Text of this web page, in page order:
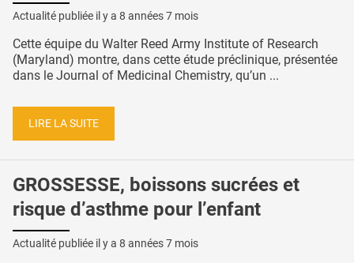
Actualité publiée il y a 8 années 7 mois
Cette équipe du Walter Reed Army Institute of Research
(Maryland) montre, dans cette étude préclinique, présentée
dans le Journal of Medicinal Chemistry, qu’un ...
LIRE LA SUITE
GROSSESSE, boissons sucrées et
risque d’asthme pour l’enfant
Actualité publiée il y a 8 années 7 mois